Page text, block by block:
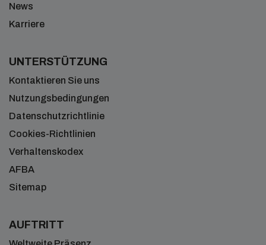
News
Karriere
UNTERSTÜTZUNG
Kontaktieren Sie uns
Nutzungsbedingungen
Datenschutzrichtlinie
Cookies-Richtlinien
Verhaltenskodex
AFBA
Sitemap
AUFTRITT